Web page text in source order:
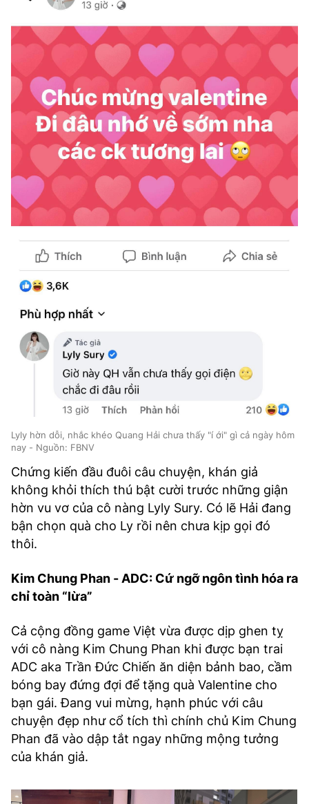
Lyly hờn dỗi, nhắc khéo Quang Hải chưa thấy "í ới" gì cả ngày hôm
nay - Nguồn: FBNV
Chứng kiến đầu đuôi câu chuyện, khán giả
không khỏi thích thú bật cười trước những giận
hờn vu vơ của cô nàng Lyly Sury. Có lẽ Hải đang
bận chọn quà cho Ly rồi nên chưa kịp gọi đó
thôi.
Kim Chung Phan - ADC: Cứ ngỡ ngôn tình hóa ra
chỉ toàn “lừa”
Cả cộng đồng game Việt vừa được dịp ghen tỵ
với cô nàng Kim Chung Phan khi được bạn trai
ADC aka Trần Đức Chiến ăn diện bảnh bao, cầm
bóng bay đứng đợi để tặng quà Valentine cho
bạn gái. Đang vui mừng, hạnh phúc với câu
chuyện đẹp như cổ tích thì chính chủ Kim Chung
Phan đã vào dập tắt ngay những mộng tưởng
của khán giả.